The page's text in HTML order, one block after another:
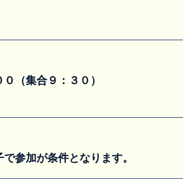
（集合９：３０）
参加が条件となります。